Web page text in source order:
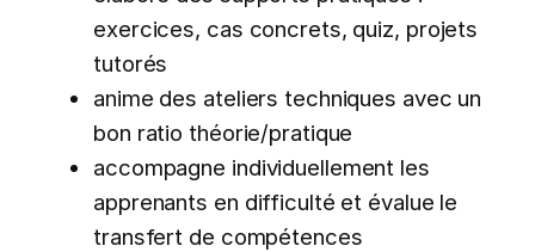
exercices, cas concrets, quiz, projets
tutorés
anime des ateliers techniques avec un
bon ratio théorie/pratique
accompagne individuellement les
apprenants en difficulté et évalue le
transfert de compétences